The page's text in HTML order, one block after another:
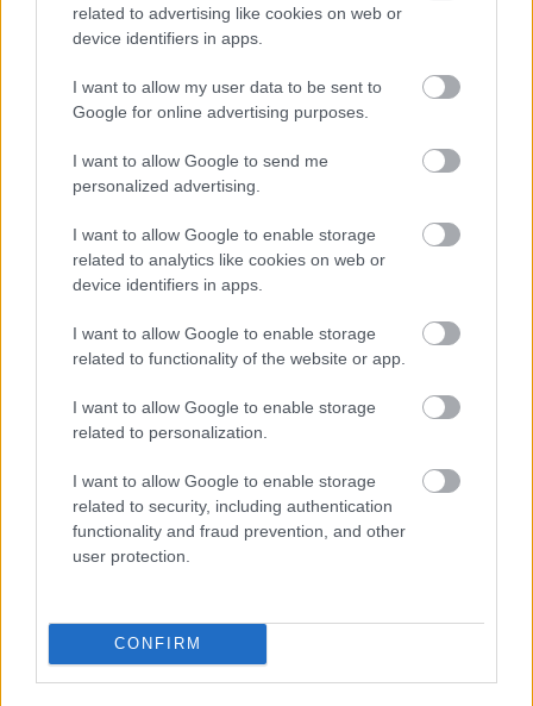
related to advertising like cookies on web or
device identifiers in apps.
I want to allow my user data to be sent to
Google for online advertising purposes.
I want to allow Google to send me
personalized advertising.
I want to allow Google to enable storage
related to analytics like cookies on web or
device identifiers in apps.
I want to allow Google to enable storage
related to functionality of the website or app.
I want to allow Google to enable storage
related to personalization.
I want to allow Google to enable storage
related to security, including authentication
functionality and fraud prevention, and other
user protection.
CONFIRM
του npm: Παραβιάστηκε το δημοφιλές
πακέτο Keyv με 127 εκατ.
Κουίζ: Πόσο καλά θυμάσαι την
απαντήσεις σωστά και στις 3
ερωτήσεις;